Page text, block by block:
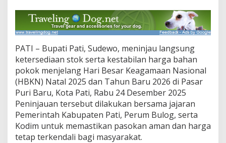
a
t
a
u
,
u
p
a
t
i
P
a
PATI – Bupati Pati, Sudewo, meninjau langsung
ketersediaan stok serta kestabilan harga bahan
pokok menjelang Hari Besar Keagamaan Nasional
(HBKN) Natal 2025 dan Tahun Baru 2026 di Pasar
Puri Baru, Kota Pati, Rabu 24 Desember 2025
Peninjauan tersebut dilakukan bersama jajaran
Pemerintah Kabupaten Pati, Perum Bulog, serta
Kodim untuk memastikan pasokan aman dan harga
tetap terkendali bagi masyarakat.